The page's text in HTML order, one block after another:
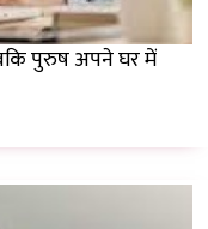
पुरुष अपने घर में